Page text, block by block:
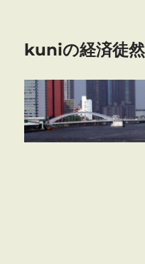
kuniの経済徒